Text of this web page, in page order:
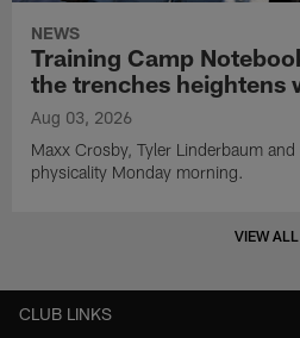
NEWS
Training Camp
the trenches heightens
Aug 03, 2026
Maxx Crosby, Tyler Linderbaum
physicality Monday morning.
VIEW ALL
CLUB LINKS